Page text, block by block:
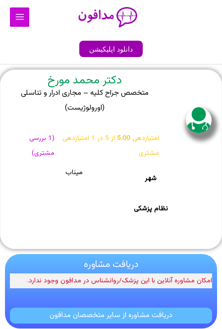
Main
دانلود اپلیکیشن
دکتر محمد مورخ
متخصص جراح کلیه – مجاری ادرار و تناسلی
(اورولوژیست)
امتیازدهی5.00 از 5 در 1 امتیازدهی
مشتری
(
1 بررسی
مشتری)
شهر
میناب
نظام پزشکی
دریافت مشاوره
امکان مشاوره آنلاین با این پزشک/روانشناس در مدافون وجود ندارد.
دریافت مشاوره از سایر متخصصان مدافون